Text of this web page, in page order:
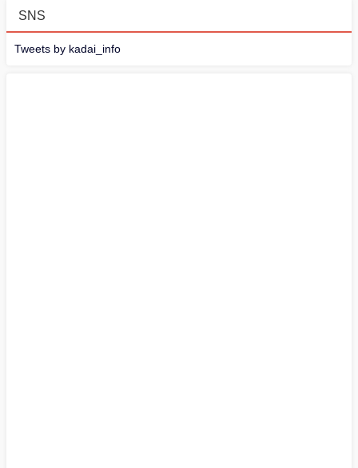
SNS
Tweets by kadai_info